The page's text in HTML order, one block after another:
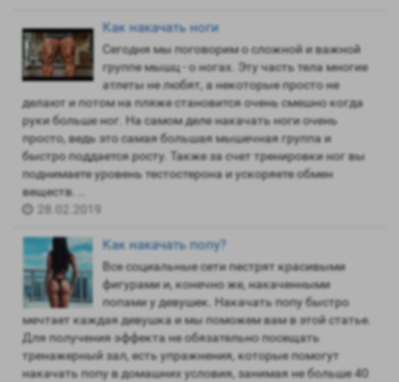
Как накачать ноги
Сегодня мы поговорим о сложной и важной
группе мышц - о ногах. Эту часть тела многие
атлеты не любят, а некоторые просто не
делают и потом на пляже становится очень смешно когда
руки больше ног. На самом деле накачать ноги очень
просто, ведь это самая большая мышечная группа и
быстро поддается росту. Также за счет тренировки ног вы
поднимаете уровень тестостерона и ускоряете обмен
веществ. ..
28.02.2019
Как накачать попу?
Все социальные сети пестрят красивыми
фигурами и, конечно же, накаченными
попами у девушек. Накачать попу быстро
мечтает каждая девушка и мы поможем вам в этой статье.
Для получения эффекта не обязательно посещать
тренажерный зал, есть упражнения, которые помогут
накачать попу в домашних условия, занимая не больше 40